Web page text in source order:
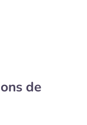
de